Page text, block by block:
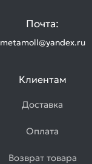
Почта:
metamoll@yandex.ru
Клиентам
Доставка
Оплата
Возврат товара